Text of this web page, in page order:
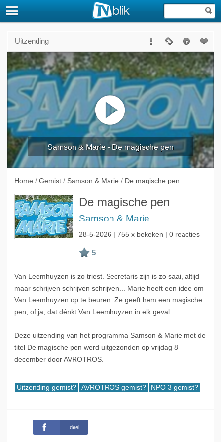
Uitzending
Samson & Marie - De magische pen
Home / Gemist / Samson & Marie / De magische pen
De magische pen
Samson & Marie
28-5-2026 | 755 x bekeken | 0 reacties
Van Leemhuyzen is zo triest. Secretaris zijn is zo saai, altijd
maar schrijven schrijven schrijven... Marie heeft een idee om
Van Leemhuyzen op te beuren. Ze geeft hem een magische
pen, of ja, dat dénkt Van Leemhuyzen in elk geval...
Deze uitzending van het programma Samson & Marie met de
titel De magische pen werd uitgezonden op vrijdag 8
december door AVROTROS.
Uitzending gemist? AVROTROS gemist? NPO 3 gemist?
deel